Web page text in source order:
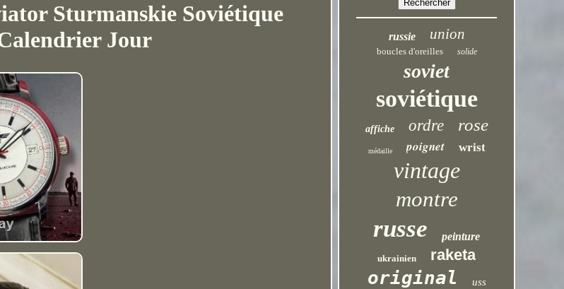
Sturmanskie Soviétique
Jour
russie union
boucles d'oreilles solide
soviet
soviétique
affiche ordre rose
médaille poignet wrist
vintage
montre
russe peinture
ukrainien raketa
original uss